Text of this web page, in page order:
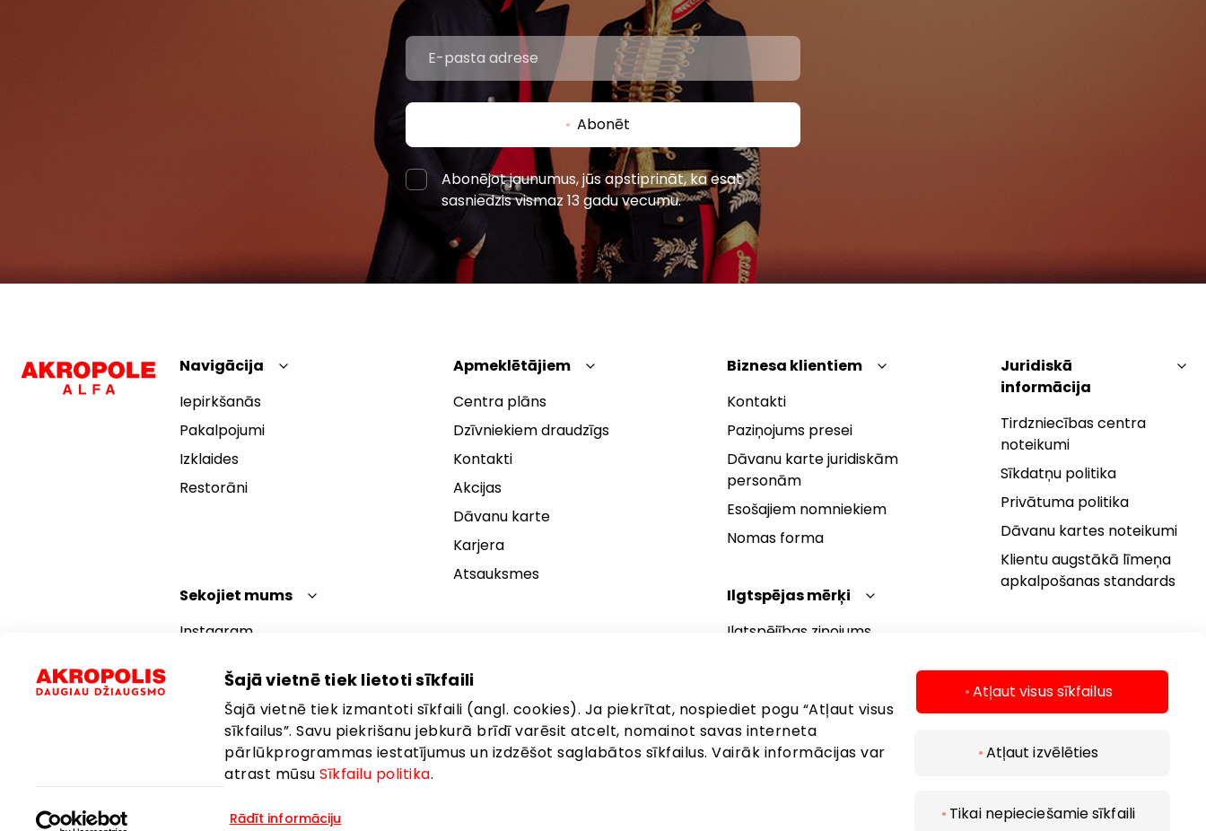
Šajā vietnē tiek lietoti sīkfaili
Šajā vietnē tiek izmantoti sīkfaili (angl. cookies). Ja piekrītat, nospiediet pogu “Atļaut visus
sīkfailus”. Savu piekrišanu jebkurā brīdī varēsit atcelt, nomainot savas interneta
pārlūkprogrammas iestatījumus un izdzēšot saglabātos sīkfailus. Vairāk informācijas var
atrast mūsu Sīkfailu politika.
Rādīt informāciju
Atļaut visus sīkfailus
Atļaut izvēlēties
Tikai nepieciešamie sīkfaili
Abonēt
Abonējot jaunumus, jūs apstiprināt, ka esat
sasniedzis vismaz 13 gadu vecumu.
Navigācija
Iepirkšanās
Pakalpojumi
Izklaides
Restorāni
Apmeklētājiem
Centra plāns
Dzīvniekiem draudzīgs
Kontakti
Akcijas
Dāvanu karte
Karjera
Atsauksmes
Biznesa klientiem
Kontakti
Paziņojums presei
Dāvanu karte juridiskām
personām
Esošajiem nomniekiem
Nomas forma
Ilgtspējas mērķi
Ilgtspējības ziņojums
Juridiskā
informācija
Tirdzniecības centra
noteikumi
Sīkdatņu politika
Privātuma politika
Dāvanu kartes noteikumi
Klientu augstākā līmeņa
apkalpošanas standards
Sekojiet mums
Instagram
YouTube